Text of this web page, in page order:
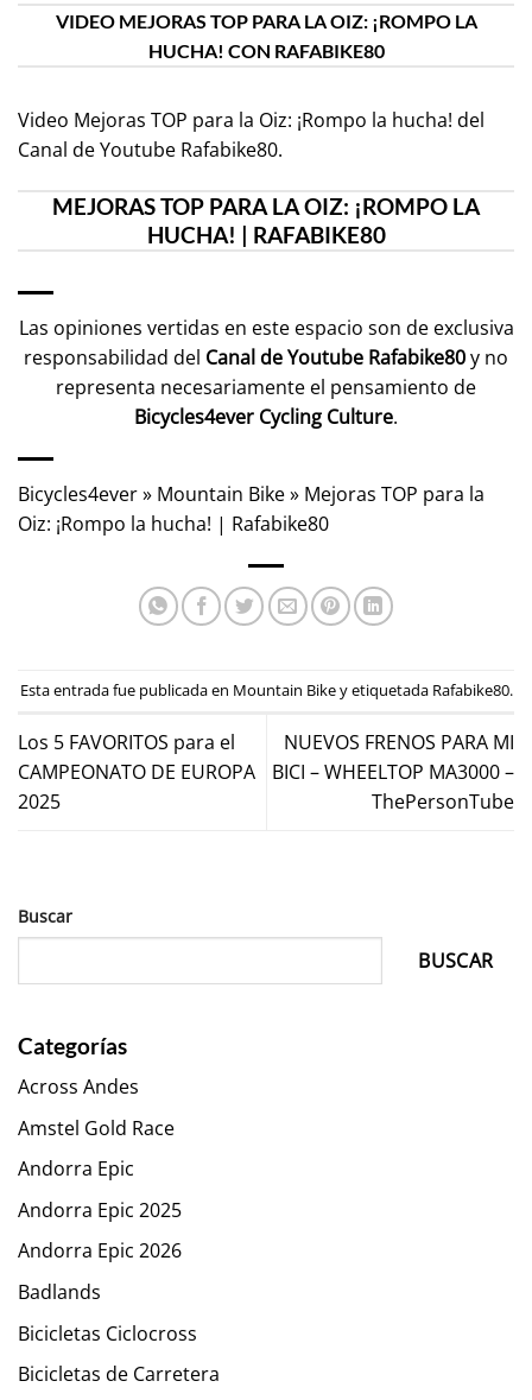
VIDEO MEJORAS TOP PARA LA OIZ: ¡ROMPO LA
HUCHA! CON RAFABIKE80
Video Mejoras TOP para la Oiz: ¡Rompo la hucha! del
Canal de Youtube Rafabike80.
MEJORAS TOP PARA LA OIZ: ¡ROMPO LA
HUCHA! | RAFABIKE80
Las opiniones vertidas en este espacio son de exclusiva
responsabilidad del Canal de Youtube Rafabike80y no
representa necesariamente el pensamiento de
Bicycles4ever Cycling Culture.
Bicycles4ever» Mountain Bike» Mejoras TOP para la
Oiz: ¡Rompo la hucha! | Rafabike80
Esta entrada fue publicada en Mountain Bikey etiquetada Rafabike80.
Los 5 FAVORITOS para el
CAMPEONATO DE EUROPA
2025
NUEVOS FRENOS PARA MI
BICI – WHEELTOP MA3000 –
ThePersonTube
Buscar
BUSCAR
Categorías
Across Andes
Amstel Gold Race
Andorra Epic
Andorra Epic 2025
Andorra Epic 2026
Badlands
Bicicletas Ciclocross
Bicicletas de Carretera